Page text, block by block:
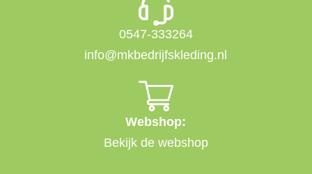
0547-333264
info@mkbedrijfskleding.nl
Webshop:
Bekijk de webshop